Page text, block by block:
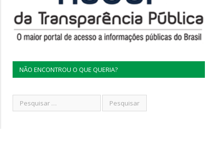
NÃO ENCONTROU O QUE QUERIA?